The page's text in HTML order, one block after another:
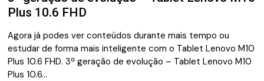
Plus 10.6 FHD
Agora já podes ver conteúdos durante mais tempo ou
estudar de forma mais inteligente com o Tablet Lenovo M10
Plus 10.6 FHD. 3ª geração de evolução – Tablet Lenovo M10
Plus 10.6…